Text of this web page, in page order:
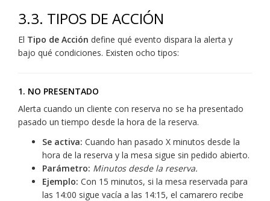
3.3. TIPOS DE ACCIÓN
El Tipo de Acción define qué evento dispara la alerta y
bajo qué condiciones. Existen ocho tipos:
1. NO PRESENTADO
Alerta cuando un cliente con reserva no se ha presentado
pasado un tiempo desde la hora de la reserva.
Se activa: Cuando han pasado X minutos desde la
hora de la reserva y la mesa sigue sin pedido abierto.
Parámetro: Minutos desde la reserva.
Ejemplo: Con 15 minutos, si la mesa reservada para
las 14:00 sigue vacía a las 14:15, el camarero recibe